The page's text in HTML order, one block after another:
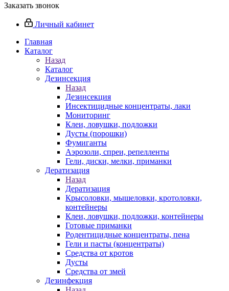
Заказать звонок
Личный кабинет
Главная
Каталог
Назад
Каталог
Дезинсекция
Назад
Дезинсекция
Инсектицидные концентраты, лаки
Мониторинг
Клеи, ловушки, подложки
Дусты (порошки)
Фумиганты
Аэрозоли, спреи, репелленты
Гели, диски, мелки, приманки
Дератизация
Назад
Дератизация
Крысоловки, мышеловки, кротоловки,
контейнеры
Клеи, ловушки, подложки, контейнеры
Готовые приманки
Родентицидные концентраты, пена
Гели и пасты (концентраты)
Средства от кротов
Дусты
Средства от змей
Дезинфекция